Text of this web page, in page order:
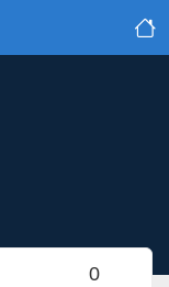
0